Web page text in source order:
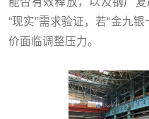
“现实”需求验证，若“金九
价面临调整压力。